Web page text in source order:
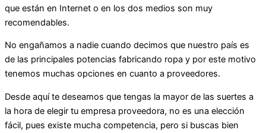
que están en Internet o en los dos medios son muy
recomendables.
No engañamos a nadie cuando decimos que nuestro país es
de las principales potencias fabricando ropa y por este motivo
tenemos muchas opciones en cuanto a proveedores.
Desde aquí te deseamos que tengas la mayor de las suertes a
la hora de elegir tu empresa proveedora, no es una elección
fácil, pues existe mucha competencia, pero si buscas bien